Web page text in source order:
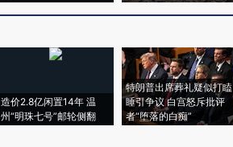
造价2.8亿闲置14年 温
州“明珠七号”邮轮侧翻
特朗普出席葬礼疑似打瞌
睡引争议 白宫怒斥批评
者“堕落的白痴”